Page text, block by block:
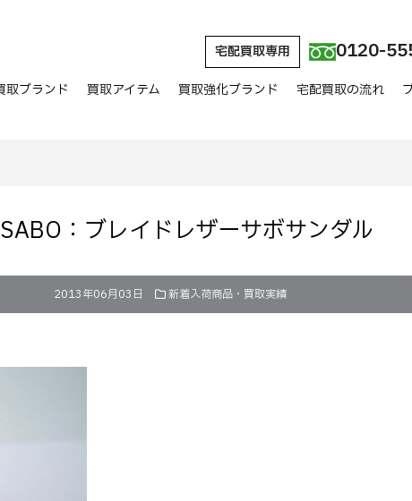
宅配買取専用 0120-
取ブランド 買取アイテム 買取強化ブランド 宅配買取の流れ
：ブレイドレザーサボサンダル
2013年06月03日 新着入荷商品・買取実績